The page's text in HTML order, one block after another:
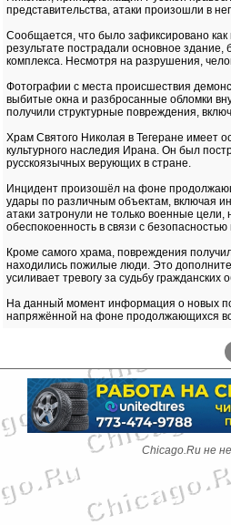
представительства, атаки произошли в
Сообщается, что было зафиксировано
результате пострадали основное
комплекса. Несмотря на разрушения,
Фотографии с места происшествия
выбитые окна и разбросанные обломки
получили структурные повреждения,
Храм Святого Николая в Тегеране имеет
культурного наследия Ирана. Он был
русскоязычных верующих в стране.
Инцидент произошёл на фоне
удары по различным объектам, включая
атаки затронули не только военные цели,
обеспокоенность в связи с
Кроме самого храма, повреждения
находились пожилые люди. Это
усиливает тревогу за судьбу гражданских
На данный момент информация о новых
напряжённой на фоне продолжающихся
Chicago.Ru не